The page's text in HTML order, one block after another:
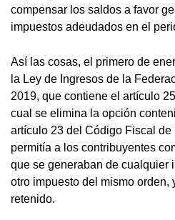
compensar los saldos a favor
impuestos adeudados en el
Así las cosas, el primero de
la Ley de Ingresos de la
2019, que contiene el artículo
cual se elimina la opción
artículo 23 del Código Fiscal
permitía a los contribuyentes
que se generaban de cualquier
otro impuesto del mismo orden,
retenido.